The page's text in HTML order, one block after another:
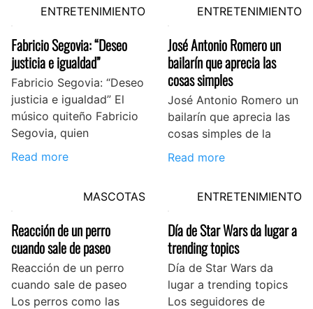
ENTRETENIMIENTO
Fabricio Segovia: “Deseo
justicia e igualdad”
Fabricio Segovia: “Deseo
justicia e igualdad” El
músico quiteño Fabricio
Segovia, quien
Read more
ENTRETENIMIENTO
José Antonio Romero un
bailarín que aprecia las
cosas simples
José Antonio Romero un
bailarín que aprecia las
cosas simples de la
Read more
MASCOTAS
Reacción de un perro
cuando sale de paseo
Reacción de un perro
cuando sale de paseo
Los perros como las
ENTRETENIMIENTO
Día de Star Wars da lugar a
trending topics
Día de Star Wars da
lugar a trending topics
Los seguidores de